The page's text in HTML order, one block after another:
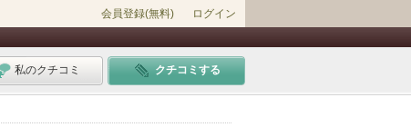
会員登録(無料) ログイン
私のクチコミ クチコミする